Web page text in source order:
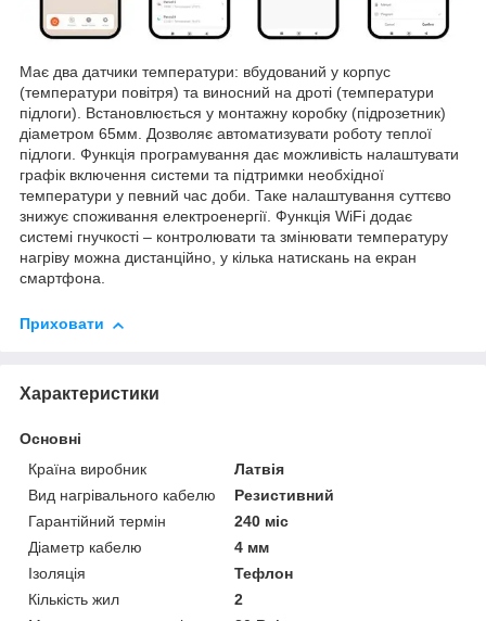
Має два датчики температури: вбудований у корпус
(температури повітря) та виносний на дроті (температури
підлоги). Встановлюється у монтажну коробку (підрозетник)
діаметром 65мм. Дозволяє автоматизувати роботу теплої
підлоги. Функція програмування дає можливість налаштувати
графік включення системи та підтримки необхідної
температури у певний час доби. Таке налаштування суттєво
знижує споживання електроенергії. Функція WiFi додає
системі гнучкості – контролювати та змінювати температуру
нагріву можна дистанційно, у кілька натискань на екран
смартфона.
Приховати
Характеристики
Основні
Країна виробник
Латвія
Вид нагрівального кабелю
Резистивний
Гарантійний термін
240 міс
Діаметр кабелю
4 мм
Ізоляція
Тефлон
Кількість жил
2